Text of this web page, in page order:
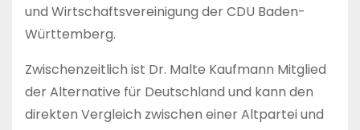
und Wirtschaftsvereinigung der CDU Baden-
Württemberg.
Zwischenzeitlich ist Dr. Malte Kaufmann Mitglied
der Alternative für Deutschland und kann den
direkten Vergleich zwischen einer Altpartei und